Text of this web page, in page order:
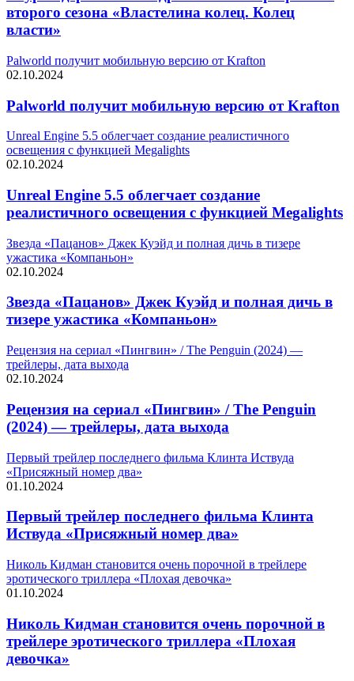
второго сезона «Властелина колец. Колец
власти»
Palworld получит мобильную версию от Krafton
02.10.2024
Palworld получит мобильную версию от Krafton
Unreal Engine 5.5 облегчает создание реалистичного
освещения с функцией Megalights
02.10.2024
Unreal Engine 5.5 облегчает создание
реалистичного освещения с функцией Megalights
Звезда «Пацанов» Джек Куэйд и полная дичь в тизере
ужастика «Компаньон»
02.10.2024
Звезда «Пацанов» Джек Куэйд и полная дичь в
тизере ужастика «Компаньон»
Рецензия на сериал «Пингвин» / The Penguin (2024) —
трейлеры, дата выхода
02.10.2024
Рецензия на сериал «Пингвин» / The Penguin
(2024) — трейлеры, дата выхода
Первый трейлер последнего фильма Клинта Иствуда
«Присяжный номер два»
01.10.2024
Первый трейлер последнего фильма Клинта
Иствуда «Присяжный номер два»
Николь Кидман становится очень порочной в трейлере
эротического триллера «Плохая девочка»
01.10.2024
Николь Кидман становится очень порочной в
трейлере эротического триллера «Плохая
девочка»